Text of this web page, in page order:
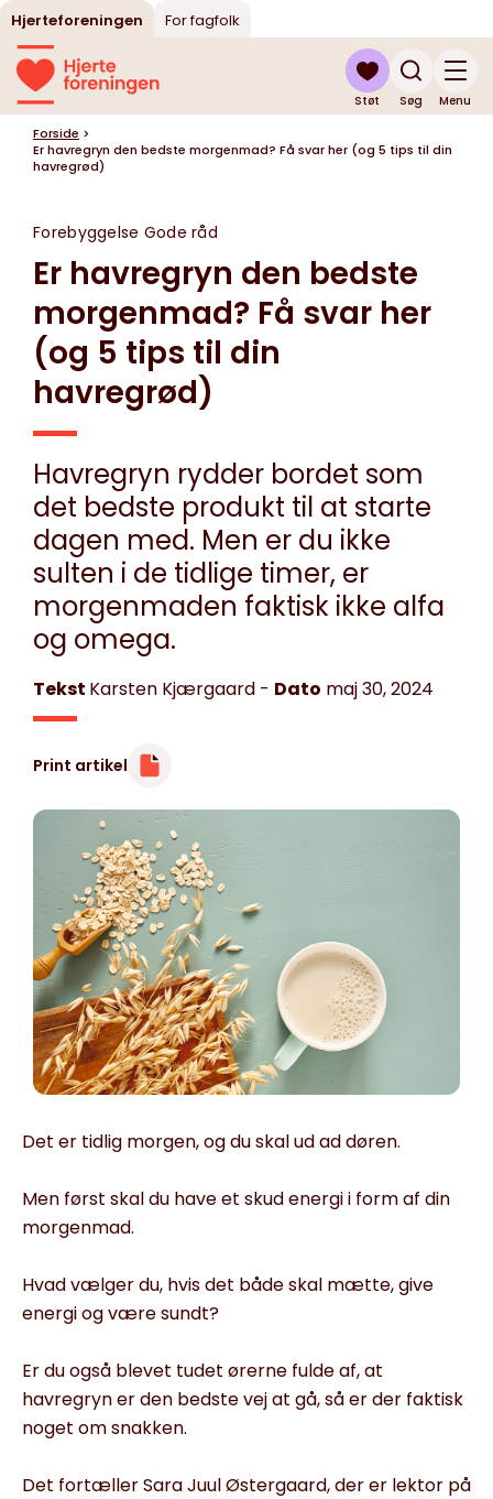
Hjerteforeningen For fagfolk
Søg
Støt Menu
Forside >
Er havregryn den bedste morgenmad? Få svar her (og 5 tips til din
havregrød)
Forebyggelse Gode råd
Er havregryn den bedste
morgenmad? Få svar her
(og 5 tips til din
havregrød)
Havregryn rydder bordet som
det bedste produkt til at starte
dagen med. Men er du ikke
sulten i de tidlige timer, er
morgenmaden faktisk ikke alfa
og omega.
Tekst Karsten Kjærgaard - Dato maj 30, 2024
Print artikel
Det er tidlig morgen, og du skal ud ad døren.
Men først skal du have et skud energi i form af din
morgenmad.
Hvad vælger du, hvis det både skal mætte, give
energi og være sundt?
Er du også blevet tudet ørerne fulde af, at
havregryn er den bedste vej at gå, så er der faktisk
noget om snakken.
Det fortæller Sara Juul Østergaard, der er lektor på